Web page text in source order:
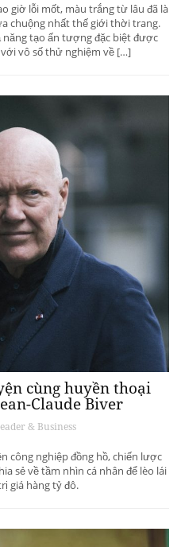
giờ lỗi mốt, màu trắng từ lâu đã là
chuộng nhất thế giới thời trang.
tạo ấn tượng đặc biệt được
vô số thử nghiệm về […]
cùng huyền thoại
Claude Biver
& Business
công nghiệp đồng hồ, chiến lược
sẻ về tầm nhìn cá nhân để lèo lái
giá hàng tỷ đô.